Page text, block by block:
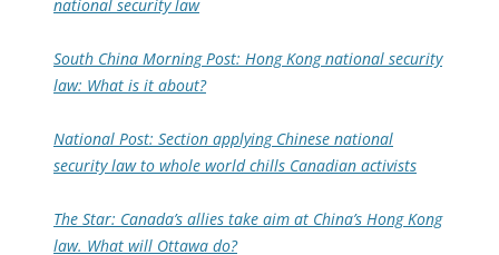
national security law
South China Morning Post: Hong Kong national security
law: What is it about?
National Post: Section applying Chinese national
security law to whole world chills Canadian activists
The Star: Canada’s allies take aim at China’s Hong Kong
law. What will Ottawa do?